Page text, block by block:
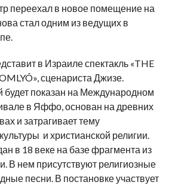
переехал в новое помещение на
стал одним из ведущих в
в Израиле спектакль «THE
сценариста Джизе.
будет показан на Международном
в Яффо, основан на древних
и затрагивает тему
и христианской религии.
в 18 веке на базе фрагмента из
В нем присутствуют религиозные
песни. В постановке участвует